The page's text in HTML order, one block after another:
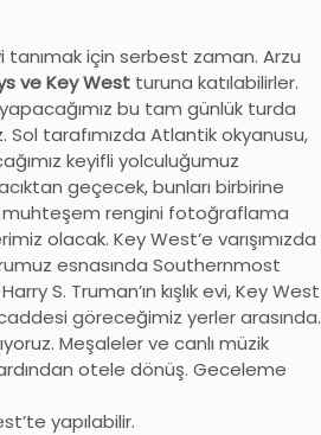
için serbest zaman. Arzu
ve Key West turuna katılabilirler.
yapacağımız bu tam günlük turda
Sol tarafımızda Atlantik okyanusu,
keyifli yolculuğumuz
geçecek, bunları birbirine
muhteşem rengini fotoğraflama
olacak. Key West’e varışımızda
esnasında Southernmost
S. Truman’ın kışlık evi, Key West
göreceğimiz yerler arasında.
Meşaleler ve canlı müzik
otele dönüş. Geceleme
yapılabilir.